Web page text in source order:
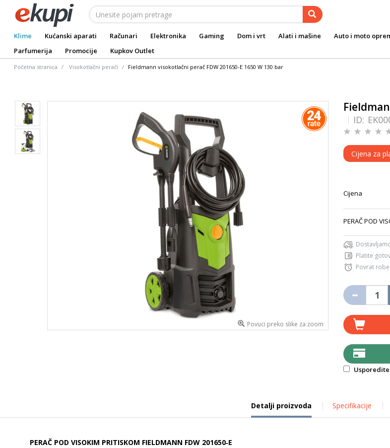
Klime Kućanski aparati Računari Elektronika Gaming Dom i vrt Alati i mašine Auto i moto
Parfumerija
Promocije Kupkov Outlet
Početna stranica Visokotlačni perači Fieldmann visokotlačni perač FDW 201650-E 1650 W 130 bar
Povuci preko slike za zoom
ID:
Cijena za
Cijena
PERAČ POD
Platite
Povrat
Detalji proizvoda Specifikacije
PERAČ POD VISOKIM PRITISKOM FIELDMANN FDW 201650‑E